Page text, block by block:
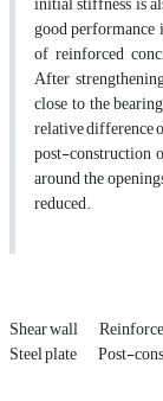
good
of reinforced
After
close to the
relative difference
post-construction
around the
reduced.
Shear wall
Steel plate Post-